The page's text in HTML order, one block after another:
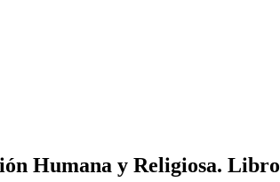
Humana y Religiosa. Libro